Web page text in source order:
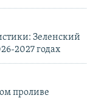
Зеленский
2027 годах
проливе